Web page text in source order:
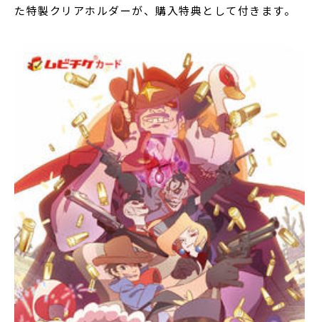
た特製クリアホルダーが、購入特典として付きます。